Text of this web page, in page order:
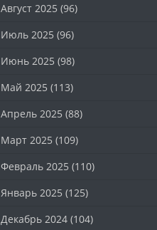
Август 2025 (96)
Июль 2025 (96)
Июнь 2025 (98)
Май 2025 (113)
Апрель 2025 (88)
Март 2025 (109)
Февраль 2025 (110)
Январь 2025 (125)
Декабрь 2024(104)